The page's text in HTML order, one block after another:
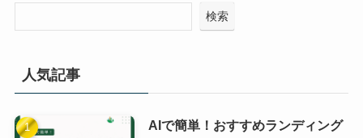
検索
人気記事
AIで簡単！おすすめランディング